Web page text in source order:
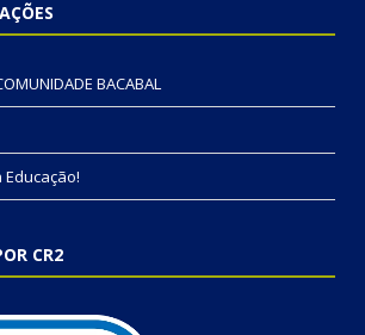
BACABAL
CR2